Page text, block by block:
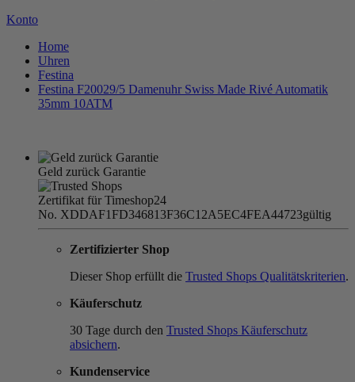
Konto
Home
Uhren
Festina
Festina F20029/5 Damenuhr Swiss Made Rivé Automatik
35mm 10ATM
Geld zurück Garantie
Zertifikat für Timeshop24
No. XDDAF1FD346813F36C12A5EC4FEA44723gültig
Zertifizierter Shop
Dieser Shop erfüllt die Trusted Shops Qualitätskriterien.
Käuferschutz
30 Tage durch den Trusted Shops Käuferschutz
absichern.
Kundenservice